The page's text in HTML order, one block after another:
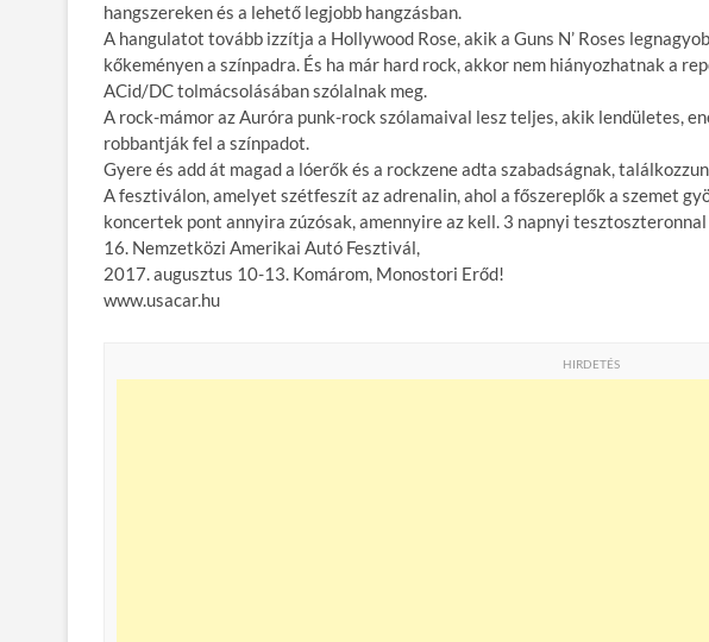
hangszereken és a lehető legjobb hangzásban.
A hangulatot tovább izzítja a Hollywood Rose, akik a Guns N’ Roses
kőkeményen a színpadra. És ha már hard rock, akkor nem hiányozhatnak a
ACid/DC tolmácsolásában szólalnak meg.
A rock-mámor az Auróra punk-rock szólamaival lesz teljes, akik lendületes,
robbantják fel a színpadot.
Gyere és add át magad a lóerők és a rockzene adta szabadságnak,
A fesztiválon, amelyet szétfeszít az adrenalin, ahol a főszereplők a szemet
koncertek pont annyira zúzósak, amennyire az kell. 3 napnyi
16. Nemzetközi Amerikai Autó Fesztivál,
2017. augusztus 10-13. Komárom, Monostori Erőd!
www.usacar.hu
HIRDETÉS